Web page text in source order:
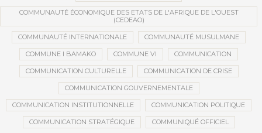
COMMUNAUTÉ ÉCONOMIQUE DES ETATS DE L'AFRIQUE DE L'OUEST
(CEDEAO)
COMMUNAUTÉ INTERNATIONALE COMMUNAUTÉ MUSULMANE
COMMUNE I BAMAKO COMMUNE VI COMMUNICATION
COMMUNICATION CULTURELLE COMMUNICATION DE CRISE
COMMUNICATION GOUVERNEMENTALE
COMMUNICATION INSTITUTIONNELLE COMMUNICATION POLITIQUE
COMMUNICATION STRATÉGIQUE COMMUNIQUÉ OFFICIEL